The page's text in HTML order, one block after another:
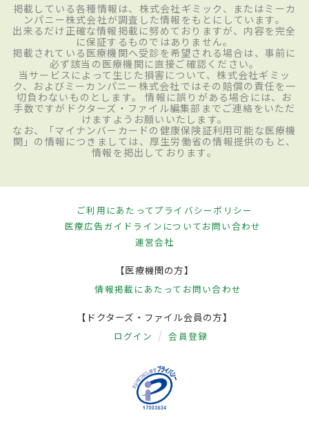
掲載している各種情報は、株式会社ギミック、またはミーカ
ンパニー株式会社が調査した情報をもとにしています。
出来るだけ正確な情報掲載に努めておりますが、内容を完全
に保証するものではありません。
掲載されている医療機関へ受診を希望される場合は、事前に
必ず該当の医療機関に直接ご確認ください。
当サービスによって生じた損害について、株式会社ギミッ
ク、およびミーカンパニー株式会社ではその賠償の責任を一
切負わないものとします。 情報に誤りがある場合には、お
手数ですがドクターズ・ファイル編集部までご連絡をいただ
けますようお願いいたします。
なお、「マイナンバーカードの健康保険証利用可能な医療機
関」の情報につきましては、厚生労働省の情報提供のもと、
情報を掲出しております。
ご利用にあたってプライバシーポリシー
医療広告ガイドラインについてお問い合わせ
運営会社
【医療機関の方】
情報掲載にあたって お問い合わせ
【ドクターズ・ファイル会員の方】
ログイン 会員登録